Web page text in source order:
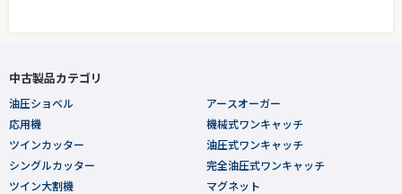
中古製品カテゴリ
油圧ショベル
応用機
ツインカッター
シングルカッター
ツイン大割機
アースオーガー
機械式ワンキャッチ
油圧式ワンキャッチ
完全油圧式ワンキャッチ
マグネット